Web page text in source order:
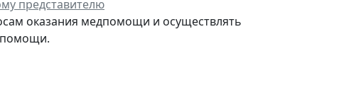
представителю
оказания медпомощи и осуществлять